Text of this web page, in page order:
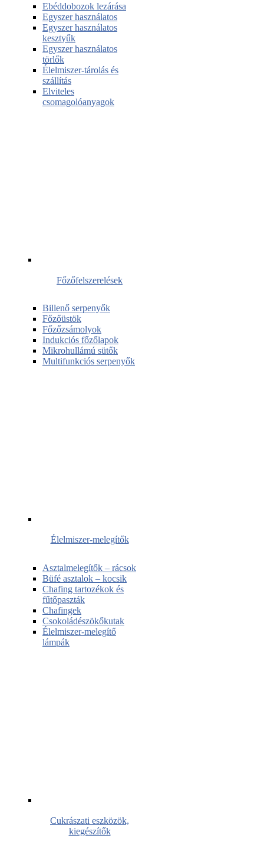
Ebéddobozok lezárása
Egyszer használatos
Egyszer használatos
kesztyűk
Egyszer használatos
törlők
Élelmiszer-tárolás és
szállítás
Elviteles
csomagolóanyagok
Főzőfelszerelések
Billenő serpenyők
Főzőüstök
Főzőzsámolyok
Indukciós főzőlapok
Mikrohullámú sütők
Multifunkciós serpenyők
Élelmiszer-melegítők
Asztalmelegítők – rácsok
Büfé asztalok – kocsik
Chafing tartozékok és
fűtőpaszták
Chafingek
Csokoládészökőkutak
Élelmiszer-melegítő
lámpák
Cukrászati eszközök,
kiegészítők